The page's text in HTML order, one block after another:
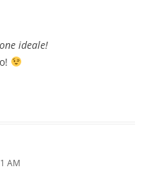
ideale!
AM